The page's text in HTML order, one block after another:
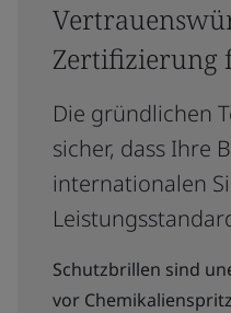
Zertifizierung
Die gründlichen
sicher, dass Ihre
internationalen
Schutzbrillen sind
vor